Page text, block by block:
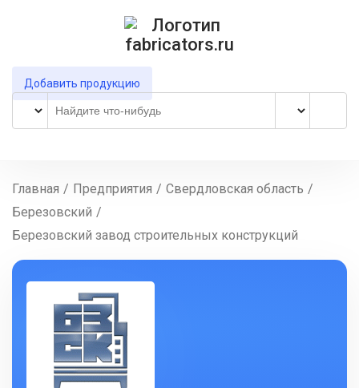
Добавить продукцию
Главная / Предприятия / Свердловская область /
Березовский /
Березовский завод строительных конструкций